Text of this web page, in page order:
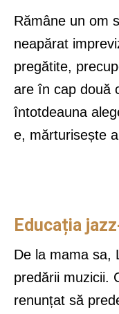
Rămâne un om
neapărat
pregătite,
are în cap două
întotdeauna
e, mărturisește
Educația
De la mama sa,
predării muzicii.
renunțat să